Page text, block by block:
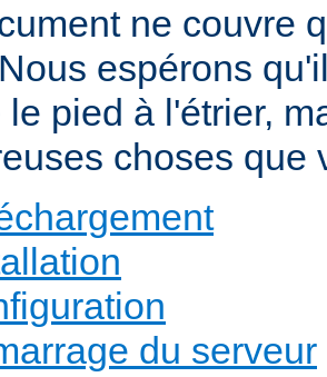
ne couvre
espérons
le pied à l'étrier,
choses que
du serveur